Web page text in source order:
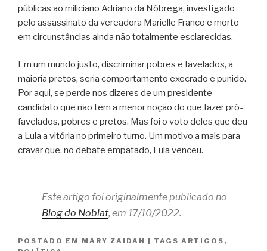
públicas ao miliciano Adriano da Nóbrega, investigado
pelo assassinato da vereadora Marielle Franco e morto
em circunstâncias ainda não totalmente esclarecidas.
Em um mundo justo, discriminar pobres e favelados, a
maioria pretos, seria comportamento execrado e punido.
Por aqui, se perde nos dizeres de um presidente-
candidato que não tem a menor noção do que fazer pró-
favelados, pobres e pretos. Mas foi o voto deles que deu
a Lula a vitória no primeiro turno. Um motivo a mais para
cravar que, no debate empatado, Lula venceu.
Este artigo foi originalmente publicado no
Blog do Noblat, em 17/10/2022.
POSTADO EM MARY ZAIDAN | TAGS ARTIGOS ,